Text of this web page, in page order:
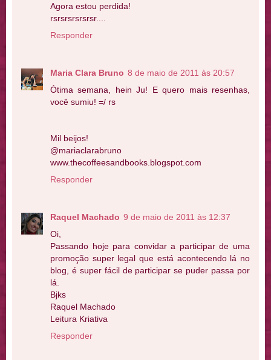
Agora estou perdida!
rsrsrsrsrsrsr....
Responder
Maria Clara Bruno 8 de maio de 2011 às 20:57
Ótima semana, hein Ju! E quero mais resenhas,
você sumiu! =/ rs
Mil beijos!
@mariaclarabruno
www.thecoffeesandbooks.blogspot.com
Responder
Raquel Machado 9 de maio de 2011 às 12:37
Oi,
Passando hoje para convidar a participar de uma
promoção super legal que está acontecendo lá no
blog, é super fácil de participar se puder passa por
lá.
Bjks
Raquel Machado
Leitura Kriativa
Responder